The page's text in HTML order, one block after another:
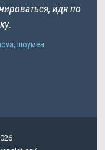
идя по
шоумен